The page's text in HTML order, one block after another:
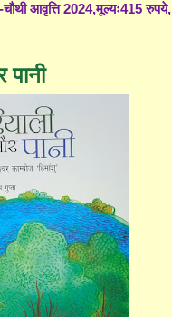
आवृत्ति 2024,मूल्यः415 रुपये,
पानी